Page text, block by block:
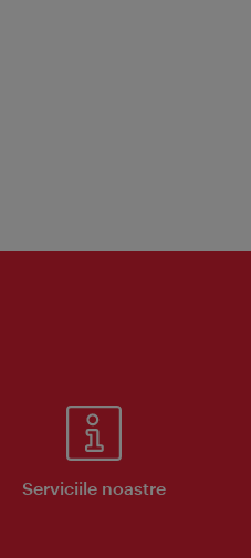
Serviciile noastre